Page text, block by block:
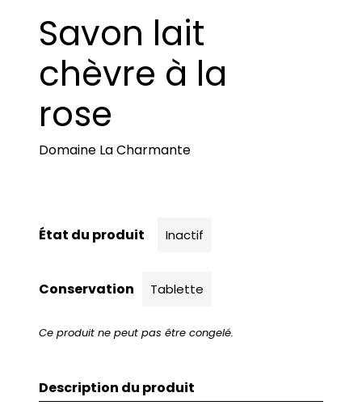
Savon lait
chèvre à la
rose
Domaine La Charmante
État du produit Inactif
Conservation Tablette
Ce produit ne peut pas être congelé.
Description du produit